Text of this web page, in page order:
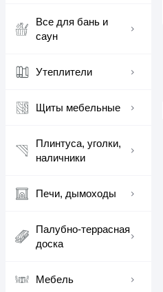
Все для бань и
саун
Утеплители
Щиты мебельные
Плинтуса, уголки,
наличники
Печи, дымоходы
Палубно-террасная
доска
Мебель